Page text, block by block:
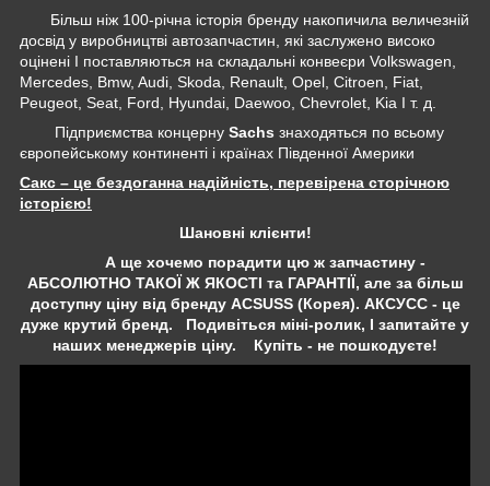
Більш ніж 100-річна історія бренду накопичила величезній
досвід у виробництві автозапчастин, які заслужено високо
оцінені І поставляються на складальні конвеєри Volkswagen,
Mercedes, Bmw, Audi, Skoda, Renault, Opel, Citroen, Fiat,
Peugeot, Seat, Ford, Hyundai, Daewoo, Chevrolet, Kia І т. д.
Підприємства концерну Sachs знаходяться по всьому
європейському континенті і країнах Південної Америки
Сакс – це бездоганна надійність, перевірена сторічною
історією!
Шановні клієнти!
А ще хочемо порадити цю ж запчастину -
АБСОЛЮТНО ТАКОЇ Ж ЯКОСТІ та ГАРАНТІЇ, але за більш
доступну ціну від бренду ACSUSS (Корея). АКСУСС - це
дуже крутий бренд. Подивіться міні-ролик, І запитайте у
наших менеджерів ціну. Купіть - не пошкодуєте!